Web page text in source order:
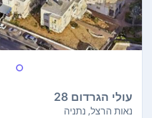
עולי הגרדום 28
נאות הרצל, נתניה